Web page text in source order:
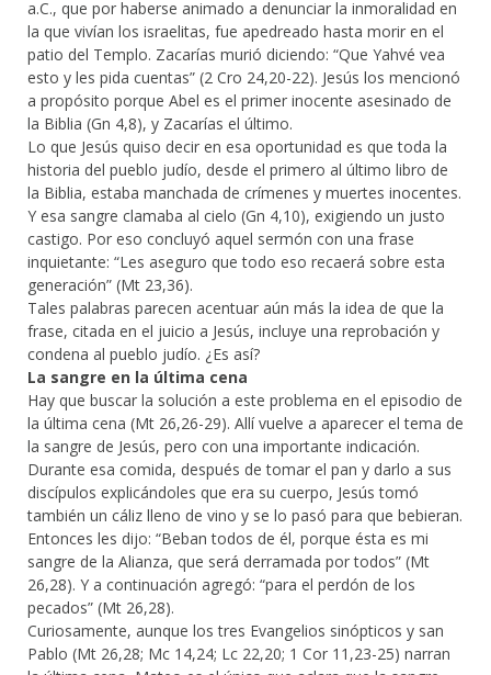
a.C., que por haberse animado a denunciar la inmoralidad en
la que vivían los israelitas, fue apedreado hasta morir en el
patio del Templo. Zacarías murió diciendo: “Que Yahvé vea
esto y les pida cuentas” (2 Cro 24,20-22). Jesús los mencionó
a propósito porque Abel es el primer inocente asesinado de
la Biblia (Gn 4,8), y Zacarías el último.
Lo que Jesús quiso decir en esa oportunidad es que toda la
historia del pueblo judío, desde el primero al último libro de
la Biblia, estaba manchada de crímenes y muertes inocentes.
Y esa sangre clamaba al cielo (Gn 4,10), exigiendo un justo
castigo. Por eso concluyó aquel sermón con una frase
inquietante: “Les aseguro que todo eso recaerá sobre esta
generación” (Mt 23,36).
Tales palabras parecen acentuar aún más la idea de que la
frase, citada en el juicio a Jesús, incluye una reprobación y
condena al pueblo judío. ¿Es así?
La sangre en la última cena
Hay que buscar la solución a este problema en el episodio de
la última cena (Mt 26,26-29). Allí vuelve a aparecer el tema de
la sangre de Jesús, pero con una importante indicación.
Durante esa comida, después de tomar el pan y darlo a sus
discípulos explicándoles que era su cuerpo, Jesús tomó
también un cáliz lleno de vino y se lo pasó para que bebieran.
Entonces les dijo: “Beban todos de él, porque ésta es mi
sangre de la Alianza, que será derramada por todos” (Mt
26,28). Y a continuación agregó: “para el perdón de los
pecados” (Mt 26,28).
Curiosamente, aunque los tres Evangelios sinópticos y san
Pablo (Mt 26,28; Mc 14,24; Lc 22,20; 1 Cor 11,23-25) narran